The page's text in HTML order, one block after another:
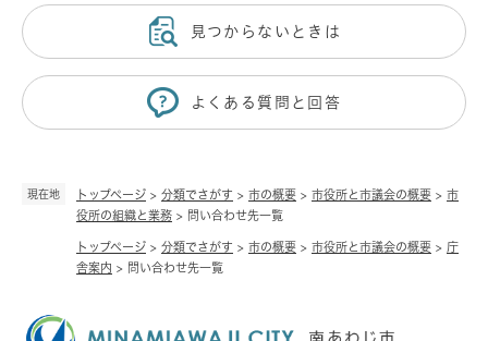
現在地 トップページ > 分類でさがす > 市の概要 > 市役所と市議会の概要 > 市
役所の組織と業務 > 問い合わせ先一覧
トップページ > 分類でさがす > 市の概要 > 市役所と市議会の概要 > 庁
舎案内 > 問い合わせ先一覧
見つからないときは
よくある質問と回答